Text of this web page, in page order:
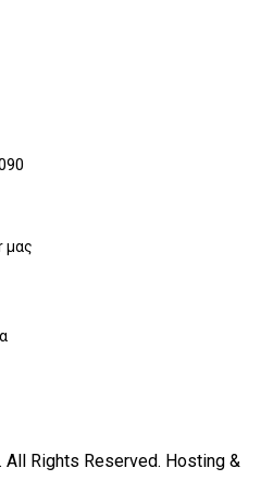
μας
Rights Reserved. Hosting &